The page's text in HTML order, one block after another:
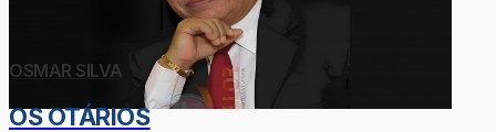
OSMAR SILVA
OS OTÁRIOS